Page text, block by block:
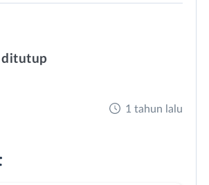
ditutup
1 tahun lalu